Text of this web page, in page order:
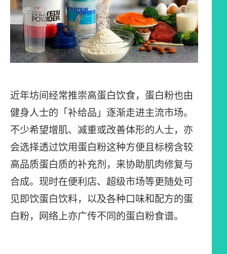
近年坊间经常推崇高蛋白饮食， 蛋白粉也由
健身人士的「补给品」逐渐走进主流市场。
不少希望增肌、减重或改善体形的人士，亦
会选择透过饮用蛋白粉这种方便且标榜含较
高品质蛋白质的补充剂，来协助肌肉修复与
合成。现时在便利店、超级市场等更随处可
见即饮蛋白饮料，以及各种口味和配方的蛋
白粉，网络上亦广传不同的蛋白粉食谱。